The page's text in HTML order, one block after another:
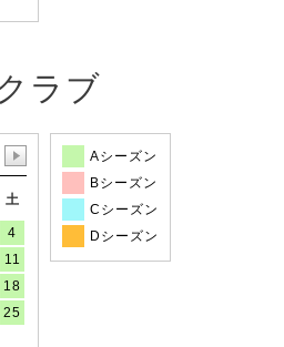
ラブ
土
4
11
18
25
Aシーズン
Bシーズン
Cシーズン
Dシーズン